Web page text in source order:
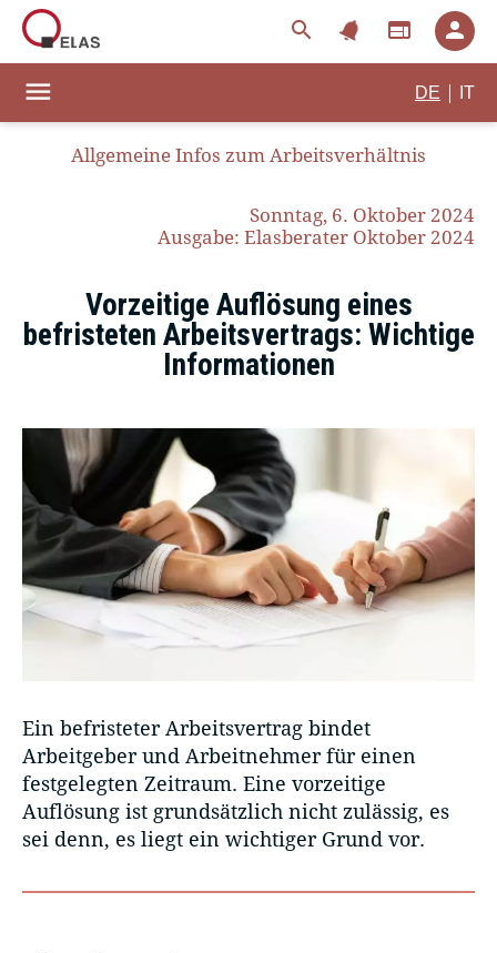
search notifications web person
menu DE IT
Allgemeine Infos zum Arbeitsverhältnis
Sonntag, 6. Oktober 2024
Ausgabe: Elasberater Oktober 2024
Vorzeitige Auflösung eines
befristeten Arbeitsvertrags: Wichtige
Informationen
Ein befristeter Arbeitsvertrag bindet
Arbeitgeber und Arbeitnehmer für einen
festgelegten Zeitraum. Eine vorzeitige
Auflösung ist grundsätzlich nicht zulässig, es
sei denn, es liegt ein wichtiger Grund vor.